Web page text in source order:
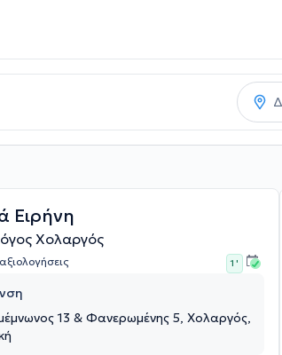
Ειρήνη
Χολαργός
1 '
13 & Φανερωμένης 5, Χολαργός,